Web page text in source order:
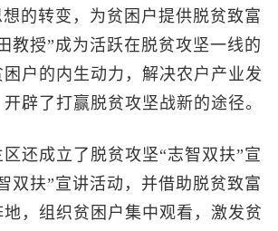
的转变，为贫困户提供脱贫致富
教授”成为活跃在脱贫攻坚一线的
户的内生动力，解决农户产业发
辟了打赢脱贫攻坚战新的途径。
成立了脱贫攻坚“志智双扶”宣
双扶”宣讲活动，并借助脱贫致富
，组织贫困户集中观看，激发贫